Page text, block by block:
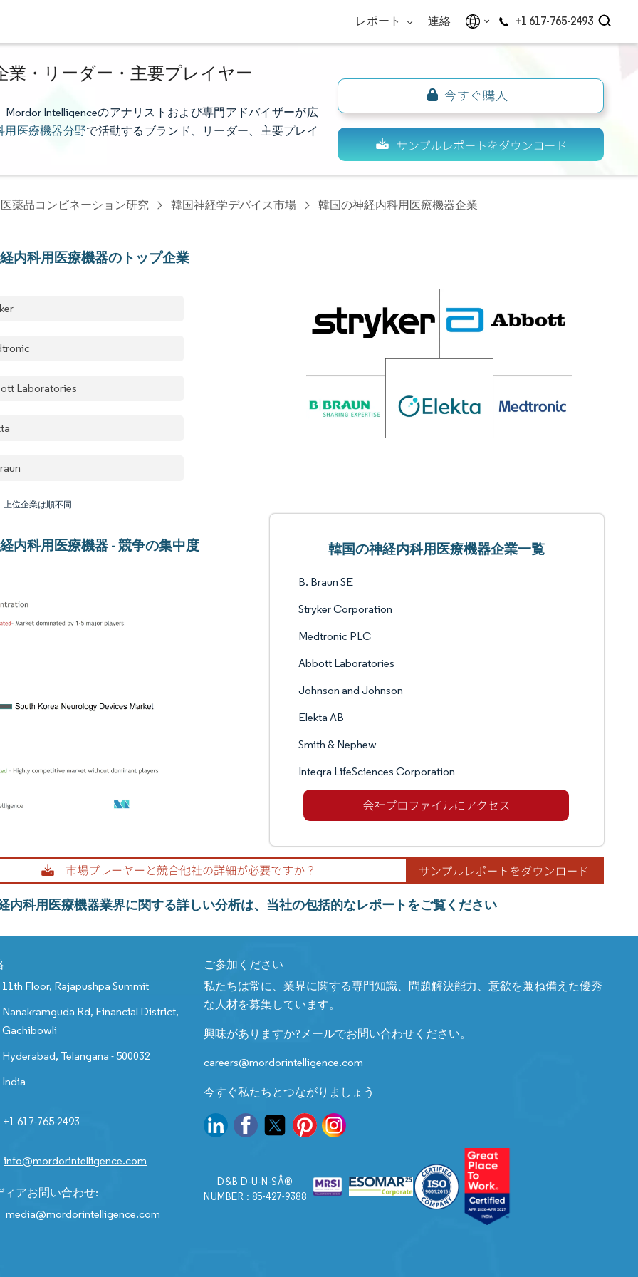
レポート 連絡 +1 617-765-2493
・リーダー・主要プレイヤー
Intelligenceのアナリストおよび専門アドバイザーが広
用医療機器分野で活動するブランド、リーダー、主要プレイ
薬品コンビネーション研究 韓国神経学デバイス市場 韓国の神経内科用医療機器企業
内科用医療機器のトップ企業
Laboratories
上位企業は順不同
内科用医療機器 - 競争の集中度 韓国の神経内科用医療機器企業一覧
B. Braun SE
Stryker Corporation
Medtronic PLC
Abbott Laboratories
Johnson and Johnson
Elekta AB
Smith & Nephew
Integra LifeSciences Corporation
内科用医療機器業界に関する詳しい分析は、当社の包括的なレポートをご覧ください
11th Floor, Rajapushpa Summit
Nanakramguda Rd, Financial District,
Gachibowli
Hyderabad, Telangana - 500032
India
+1 617-765-2493
info@mordorintelligence.com
ィアお問い合わせ:
media@mordorintelligence.com
ご参加ください
私たちは常に、業界に関する専門知識、問題解決能力、意欲を兼ね備えた優秀
な人材を募集しています。
興味がありますか?メールでお問い合わせください。
careers@mordorintelligence.com
今すぐ私たちとつながりましょう
D&B D-U-N-SÂ®
NUMBER : 85-427-9388